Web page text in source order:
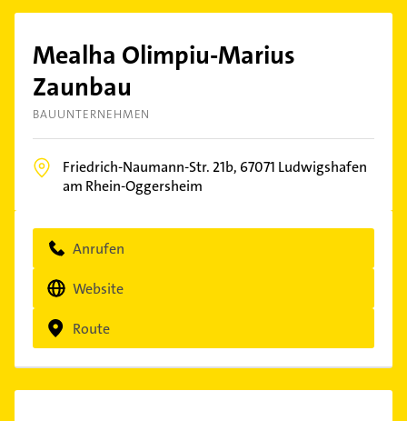
Mealha Olimpiu-Marius
Zaunbau
BAUUNTERNEHMEN
Friedrich-Naumann-Str. 21b, 67071 Ludwigshafen
am Rhein-Oggersheim
Anrufen
Website
Route